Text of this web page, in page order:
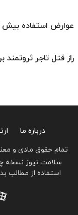
عوارض استفاده بیش
راز قتل تاجر ثروتمند
درباره ما
تمام حقوق مادی و
سلامت نیوز نسخه
استفاده از مطالب